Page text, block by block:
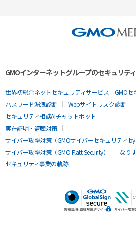
GMOインターネットグループのセキュリテ
世界初総合ネットセキュリティサービス「GMOセ
パスワード漏洩診断
Webサイトリスク診断
セキュリティ相談AIチャットボット
実在証明・盗聴対策
サイバー攻撃対策（GMOサイバーセキュリティ by
サイバー攻撃対策（GMO Flatt Security）
なり
セキュリティ事業の軌跡